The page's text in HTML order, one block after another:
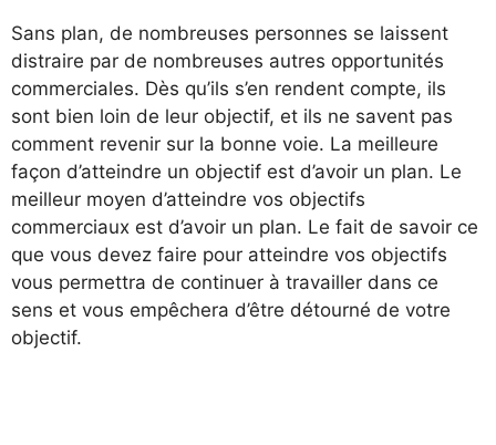
Sans plan, de nombreuses personnes se laissent
distraire par de nombreuses autres opportunités
commerciales. Dès qu’ils s’en rendent compte, ils
sont bien loin de leur objectif, et ils ne savent pas
comment revenir sur la bonne voie. La meilleure
façon d’atteindre un objectif est d’avoir un plan. Le
meilleur moyen d’atteindre vos objectifs
commerciaux est d’avoir un plan. Le fait de savoir ce
que vous devez faire pour atteindre vos objectifs
vous permettra de continuer à travailler dans ce
sens et vous empêchera d’être détourné de votre
objectif.